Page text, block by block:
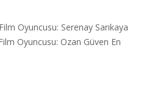
Oyuncusu: Serenay Sarıkaya
Oyuncusu: Ozan Güven En